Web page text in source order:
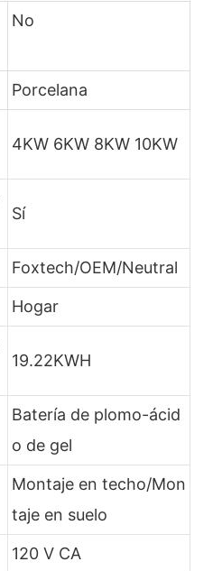
No
Porcelana
4KW 6KW 8KW 10KW
Sí
Foxtech/OEM/Neutral
Hogar
19.22KWH
Batería de plomo-ácid
o de gel
Montaje en techo/Mon
taje en suelo
120 V CA